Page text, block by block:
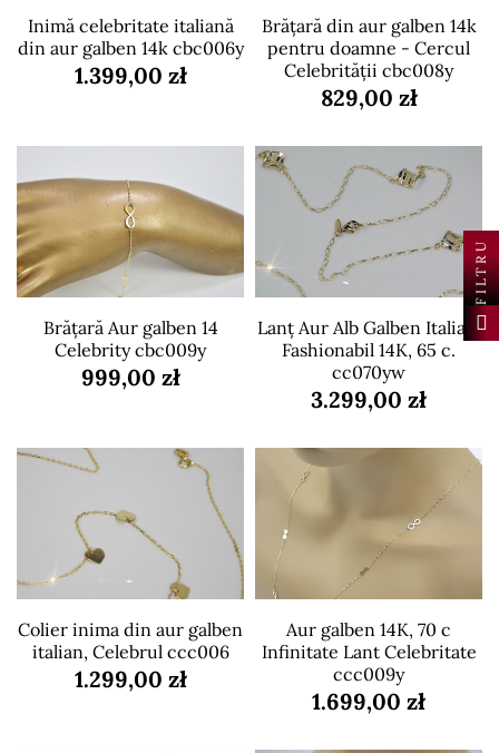
Inimă celebritate italiană
din aur galben 14k cbc006y
1.399,00 zł
Brățară din aur galben 14k
pentru doamne - Cercul
Celebrității cbc008y
829,00 zł
Brățară Aur galben 14
Celebrity cbc009y
999,00 zł
Lanț Aur Alb Galben Italian,
Fashionabil 14K, 65 c.
cc070yw
3.299,00 zł
Colier inima din aur galben
italian, Celebrul ccc006
1.299,00 zł
Aur galben 14K, 70 c
Infinitate Lant Celebritate
ccc009y
1.699,00 zł
FILTRU